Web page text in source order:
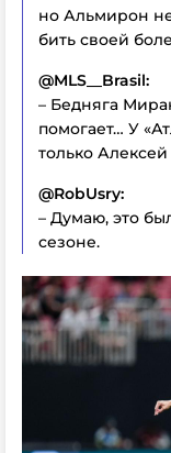
но Альмирон
бить своей
@MLS__Brasil:
– Бедняга
помогает… У
только Алексей
@RobUsry:
– Думаю, это
сезоне.